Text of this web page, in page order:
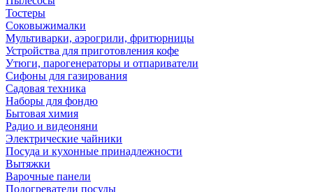
Тостеры
Соковыжималки
Мультиварки, аэрогрили, фритюрницы
Устройства для приготовления кофе
Утюги, парогенераторы и отпариватели
Сифоны для газирования
Садовая техника
Наборы для фондю
Бытовая химия
Радио и видеоняни
Электрические чайники
Посуда и кухонные принадлежности
Вытяжки
Варочные панели
Подогреватели посуды